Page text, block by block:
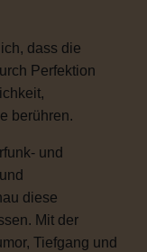
dass die
Perfektion
berühren.
und
diese
Mit der
Tiefgang und